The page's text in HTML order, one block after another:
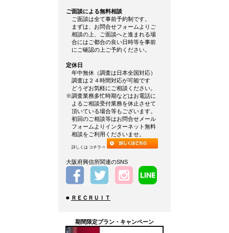
ご面談による無料相談
ご面談は全て事前予約制です。
まずは、お問合せフォームよりご
相談の上、ご面談へと進まれる場
合にはご都合の良い日時等を事前
にご確認の上ご予約ください。
定休日
年中無休（調査は日本全国対応）
調査は２４時間対応が可能です
どうぞお気軽にご相談ください。
※調査業務多忙時期などはお電話に
よるご相談受付業務を休止させて
頂いている場合等もございます。
初回のご相談等はお問合せメール
フォームよりインターネット無料
相談をご利用くださいませ。
詳しくは コチラ⇒
大阪府興信所関連のSNS
■ ＲＥＣＲＵＩＴ
期間限定プラン・キャンペーン